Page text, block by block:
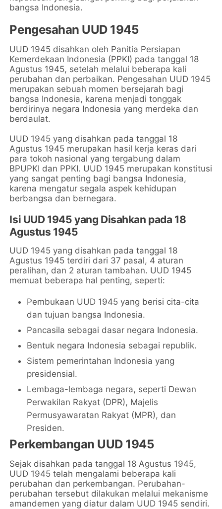
bangsa Indonesia.
Pengesahan UUD 1945
UUD 1945 disahkan oleh Panitia Persiapan
Kemerdekaan Indonesia (PPKI) pada tanggal 18
Agustus 1945, setelah melalui beberapa kali
perubahan dan perbaikan. Pengesahan UUD 1945
merupakan sebuah momen bersejarah bagi
bangsa Indonesia, karena menjadi tonggak
berdirinya negara Indonesia yang merdeka dan
berdaulat.
UUD 1945 yang disahkan pada tanggal 18
Agustus 1945 merupakan hasil kerja keras dari
para tokoh nasional yang tergabung dalam
BPUPKI dan PPKI. UUD 1945 merupakan konstitusi
yang sangat penting bagi bangsa Indonesia,
karena mengatur segala aspek kehidupan
berbangsa dan bernegara.
Isi UUD 1945 yang Disahkan pada 18
Agustus 1945
UUD 1945 yang disahkan pada tanggal 18
Agustus 1945 terdiri dari 37 pasal, 4 aturan
peralihan, dan 2 aturan tambahan. UUD 1945
memuat beberapa hal penting, seperti:
Pembukaan UUD 1945 yang berisi cita-cita
dan tujuan bangsa Indonesia.
Pancasila sebagai dasar negara Indonesia.
Bentuk negara Indonesia sebagai republik.
Sistem pemerintahan Indonesia yang
presidensial.
Lembaga-lembaga negara, seperti Dewan
Perwakilan Rakyat (DPR), Majelis
Permusyawaratan Rakyat (MPR), dan
Presiden.
Perkembangan UUD 1945
Sejak disahkan pada tanggal 18 Agustus 1945,
UUD 1945 telah mengalami beberapa kali
perubahan dan perkembangan. Perubahan-
perubahan tersebut dilakukan melalui mekanisme
amandemen yang diatur dalam UUD 1945 sendiri.